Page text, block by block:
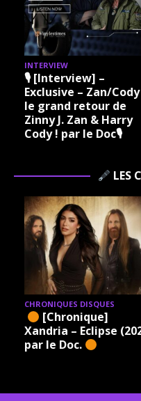
INTERVIEW
🎙 [Interview] –
Exclusive – Zan/
le grand retour de
Zinny J. Zan & Harry
Cody ! par le Doc🎙
LES
CHRONIQUES DISQUES
[Chronique]
Xandria – Eclipse
par le Doc.